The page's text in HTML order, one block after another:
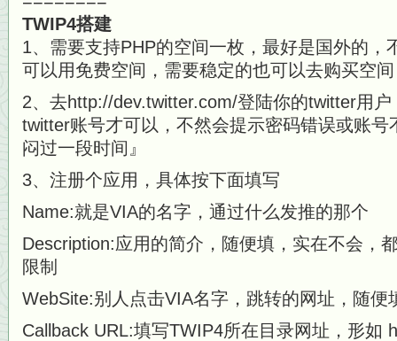
TWIP4搭建
1、需要支持PHP的空间一枚，最好是国外的，
可以用免费空间，需要稳定的也可以去购买空间
2、去http://dev.twitter.com/登陆你的twitter用
twitter账号才可以，不然会提示密码错误或账
闷过一段时间』
3、注册个应用，具体按下面填写
Name:就是VIA的名字，通过什么发推的那个
Description:应用的简介，随便填，实在不会，
限制
WebSite:别人点击VIA名字，跳转的网址，随便
Callback URL:填写TWIP4所在目录网址，形如